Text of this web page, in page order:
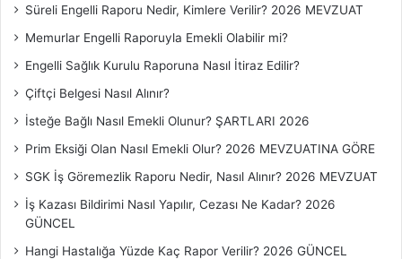
Süreli Engelli Raporu Nedir, Kimlere Verilir? 2026 MEVZUAT
Memurlar Engelli Raporuyla Emekli Olabilir mi?
Engelli Sağlık Kurulu Raporuna Nasıl İtiraz Edilir?
Çiftçi Belgesi Nasıl Alınır?
İsteğe Bağlı Nasıl Emekli Olunur? ŞARTLARI 2026
Prim Eksiği Olan Nasıl Emekli Olur? 2026 MEVZUATINA GÖRE
SGK İş Göremezlik Raporu Nedir, Nasıl Alınır? 2026 MEVZUAT
İş Kazası Bildirimi Nasıl Yapılır, Cezası Ne Kadar? 2026
GÜNCEL
Hangi Hastalığa Yüzde Kaç Rapor Verilir? 2026 GÜNCEL